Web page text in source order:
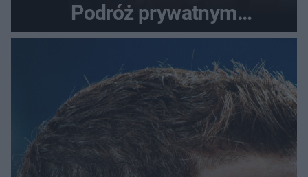
Podróż prywatnym
odrzutowcem to dopiero
początek!